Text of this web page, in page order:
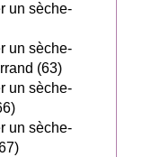
un sèche-
un sèche-
(63)
un sèche-
un sèche-